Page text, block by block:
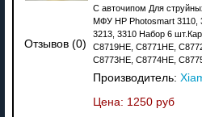
Отзывов (0)
С авточипом Для
МФУ HP Photosmart 3110,
3213, 3310 Набор 6
C8719HE, C8771HE,
C8773HE, C8774HE,
Производитель:
Цена: 1250 руб